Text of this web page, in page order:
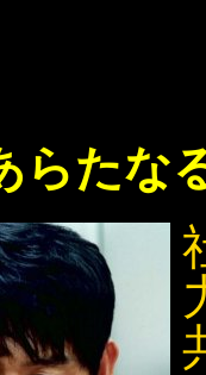
らたな